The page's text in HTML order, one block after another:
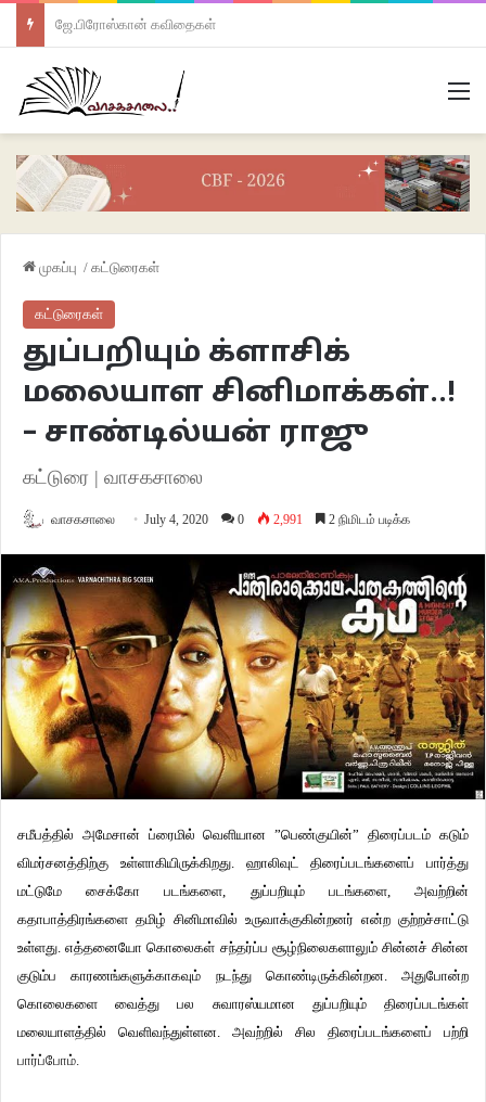
ஜே.பிரோஸ்கான் கவிதைகள்
முகப்பு / கட்டுரைகள்
கட்டுரைகள்
துப்பறியும் க்ளாசிக்
மலையாள சினிமாக்கள்..!
– சாண்டில்யன் ராஜு
கட்டுரை | வாசகசாலை
வாசகசாலை July 4, 2020 0 2,991 2 நிமிடம் படிக்க
சமீபத்தில் அமேசான் ப்ரைமில் வெளியான ”பெண்குயின்” திரைப்படம் கடும்
விமர்சனத்திற்கு உள்ளாகியிருக்கிறது. ஹாலிவுட் திரைப்படங்களைப் பார்த்து
மட்டுமே சைக்கோ படங்களை, துப்பறியும் படங்களை, அவற்றின்
கதாபாத்திரங்களை தமிழ் சினிமாவில் உருவாக்குகின்றனர் என்ற குற்றச்சாட்டு
உள்ளது. எத்தனையோ கொலைகள் சந்தர்ப்ப சூழ்நிலைகளாலும் சின்னச் சின்ன
குடும்ப காரணங்களுக்காகவும் நடந்து கொண்டிருக்கின்றன. அதுபோன்ற
கொலைகளை வைத்து பல சுவாரஸ்யமான துப்பறியும் திரைப்படங்கள்
மலையாளத்தில் வெளிவந்துள்ளன. அவற்றில் சில திரைப்படங்களைப் பற்றி
பார்ப்போம்.